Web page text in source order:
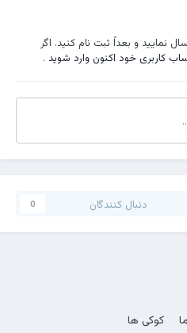
نمایید و بعداً ثبت نام کنید. اگر
کاربری خود اکنون وارد شوید.
دنبال کنندگان 0
کوکی ها